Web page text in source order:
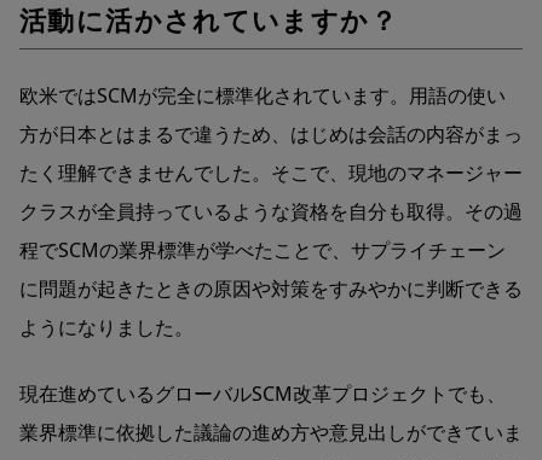
活動に活かされていますか？
欧米ではSCMが完全に標準化されています。用語の使い
方が日本とはまるで違うため、はじめは会話の内容がまっ
たく理解できませんでした。そこで、現地のマネージャー
クラスが全員持っているような資格を自分も取得。その過
程でSCMの業界標準が学べたことで、サプライチェーン
に問題が起きたときの原因や対策をすみやかに判断できる
ようになりました。
現在進めているグローバルSCM改革プロジェクトでも、
業界標準に依拠した議論の進め方や意見出しができていま